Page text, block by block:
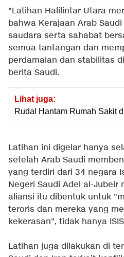
"Latihan Halilintar Utara
bahwa Kerajaan Arab
saudara serta sahabat
semua tantangan dan
perdamaian dan stabilitas
berita Saudi.
Lihat juga:
Rudal Hantam Rumah Sakit
Latihan ini digelar hanya
setelah Arab Saudi
yang terdiri dari 34 negara
Negeri Saudi Adel al-Jubeir
aliansi itu dibentuk untuk
teroris dan mereka yang
kekerasan", tidak hanya
Latihan juga dilakukan di